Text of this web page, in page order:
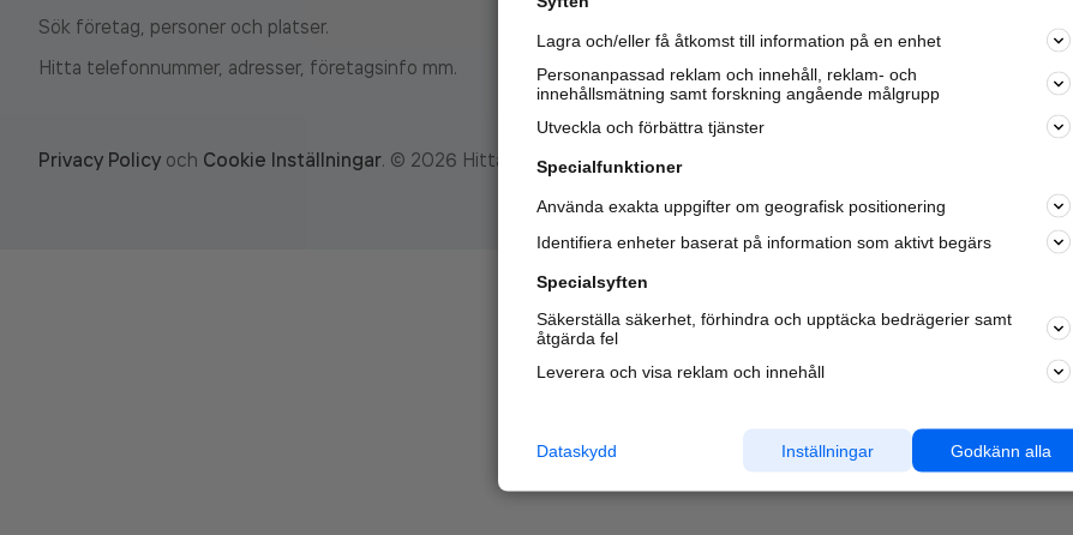
Sök företag, personer och platser.
Hitta telefonnummer, adresser, företagsinfo mm.
nya kunder och
samarbetspartners nära dig.
Läs mer här
Privacy Policy och Cookie Inställningar. © 2026 Hitta.se
Lagra och/eller få åtkomst till information på en enhet
Personanpassad reklam och innehåll, reklam- och
innehållsmätning samt forskning angående målgrupp
Utveckla och förbättra tjänster
Specialfunktioner
Använda exakta uppgifter om geografisk positionering
Identifiera enheter baserat på information som aktivt begärs
Specialsyften
Säkerställa säkerhet, förhindra och upptäcka bedrägerier samt
åtgärda fel
Leverera och visa reklam och innehåll
Godkänn alla
Inställningar
Dataskydd